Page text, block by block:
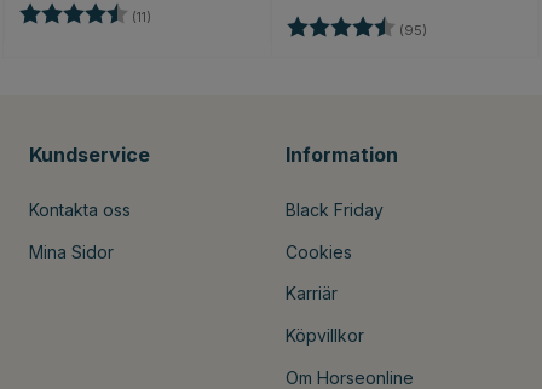
Betyg: (11) Betyg: (95)
Kundservice
Kontakta oss
Mina Sidor
Information
Black Friday
Cookies
Karriär
Köpvillkor
Om Horseonline